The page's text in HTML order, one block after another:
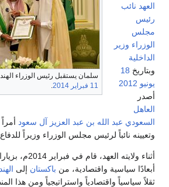
سلمان يستقبل رئيس الوزراء
11 فبراير
2014
.
العهد نائب
رئيس
مجلس
الوزراء وزير
الداخلية
وبتاريخ 18
يونيو 2012
أصدر
العاهل
السعودي عبد الله بن عبد العزيز آل سعود أمراً
وتعيينه نائباً لرئيس مجلس الوزراء وزيراً للدفاع.
أثناء ولايته
أبعادًا سياسية واقتصادية، من باكستان إلى الهند
ثقلاً سياسياً واقتصادياً واستراتيجياً ومن هذا